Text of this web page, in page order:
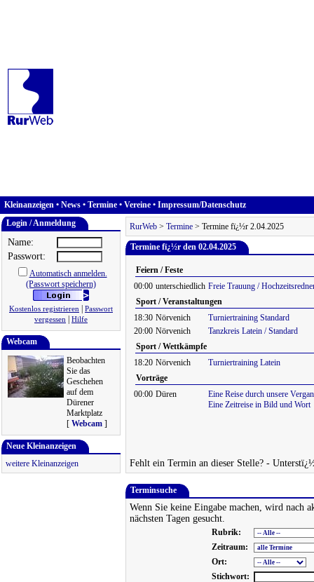
Kleinanzeigen • News • Termine • Vereine • Impressum/Datenschutz
Login / Anmeldung
Name:
Passwort:
Automatisch anmelden.
(Passwort speichern)
Kostenlos registrieren
Passwort
vergessen
Hilfe
Webcam
Beobachten
Sie das
Geschehen
auf dem
Dürener
Marktplatz
[ Webcam ]
Neue Kleinanzeigen
weitere Kleinanzeigen
RurWeb > Termine > Termine fï¿½r 2.04.2025
Termine fï¿½r den 02.04.2025
Feiern / Feste
00:00 unterschiedlich Freie Trauung /
Sport / Veranstaltungen
18:30 Nörvenich
Turniertraining Standard
20:00 Nörvenich
Tanzkreis Latein / Standard
Sport / Wettkämpfe
18:20 Nörvenich
Turniertraining Latein
Vorträge
00:00 Düren
Eine Reise durch unsere
Eine Zeitreise in Bild und Wort
Fehlt ein Termin an dieser Stelle? -
Terminsuche
Wenn Sie keine Eingabe machen, wird nach
nächsten Tagen gesucht.
Rubrik:
Zeitraum:
Ort:
Stichwort: